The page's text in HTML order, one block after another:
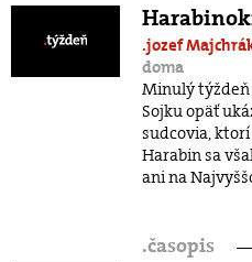
.jozef
doma
Minulý týždeň
Sojku opäť
sudcovia,
Harabin sa
ani na
.časopis